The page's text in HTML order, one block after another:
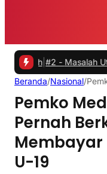
Masalah Utama
Beranda/Nasional/
Pemko
Pernah
Membayar
U-19